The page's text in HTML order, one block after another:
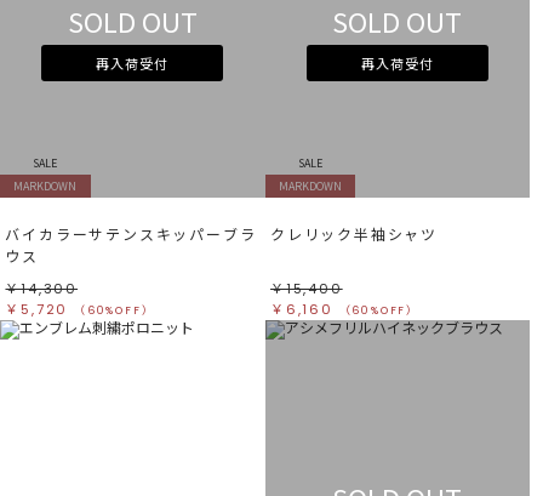
SOLD OUT
再入荷受付
SALE
MARKDOWN
バイカラーサテンスキッパーブラ
ウス
￥14,300
￥5,720
（60%OFF）
SOLD OUT
再入荷受付
SALE
MARKDOWN
クレリック半袖シャツ
￥15,400
￥6,160
（60%OFF）